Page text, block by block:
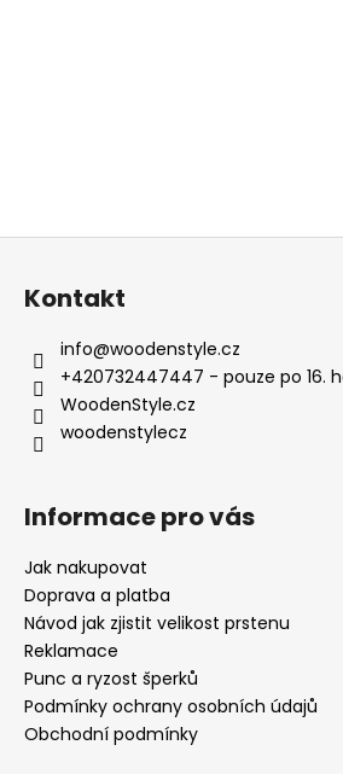
Z
Kontakt
info@woodenstyle.cz
+420732447447 - pouze po 16.
WoodenStyle.cz
woodenstylecz
Informace pro vás
Jak nakupovat
Doprava a platba
Návod jak zjistit velikost prstenu
Reklamace
Punc a ryzost šperků
Podmínky ochrany osobních údajů
Obchodní podmínky